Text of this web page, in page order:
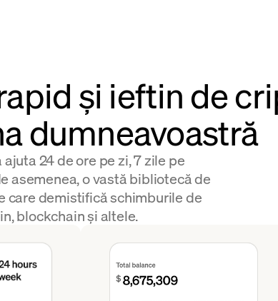
și ieftin de
dumneavoastră
24 de ore pe zi, 7 zile pe
asemenea, o vastă bibliotecă de
care demistifică schimburile de
blockchain și altele.